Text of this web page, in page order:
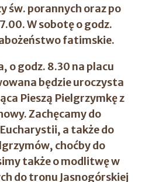
św. porannych oraz po
W sobotę o godz.
fatimskie.
o godz. 8.30 na placu
będzie uroczysta
Pieszą Pielgrzymkę z
Zachęcamy do
a także do
choćby do
także o modlitwę w
do tronu Jasnogórskiej